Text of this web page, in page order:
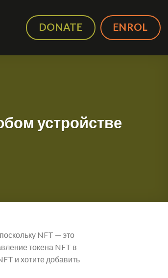
DONATE ENROL
устройстве
NFT — это
токена NFT в
и хотите добавить